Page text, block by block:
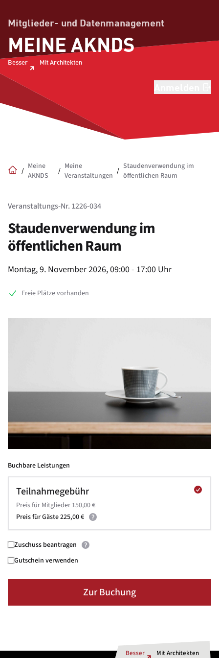
Mitglieder- und Datenmanagement
MEINE AKNDS
Besser Mit Architekten
/ Meine
AKNDS
/ Meine
Veranstaltungen / Staudenverwendung im
öffentlichen Raum
Veranstaltungs-Nr. 1226-034
Staudenverwendung im
öffentlichen Raum
Product information
Montag, 9. November 2026, 09:00 - 17:00 Uhr
Freie Plätze vorhanden
Buchbare Leistungen
Teilnahmegebühr
Preis für Mitglieder 150,00 €
Preis für Gäste 225,00 €
Zuschuss beantragen
Gutschein verwenden
Zur Buchung
Besser Mit Architekten